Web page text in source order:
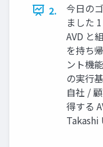
2.
今日の
ました
AVD と
を持ち
ント機
の実行
自社 /
得する
Takashi